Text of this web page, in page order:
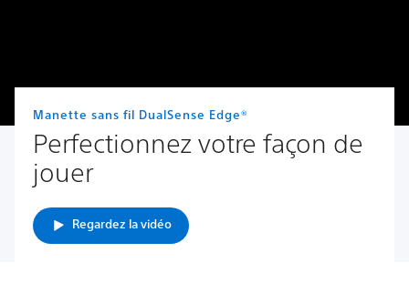
Manette sans fil DualSense Edge®
Perfectionnez votre façon de
jouer
Regardez la vidéo